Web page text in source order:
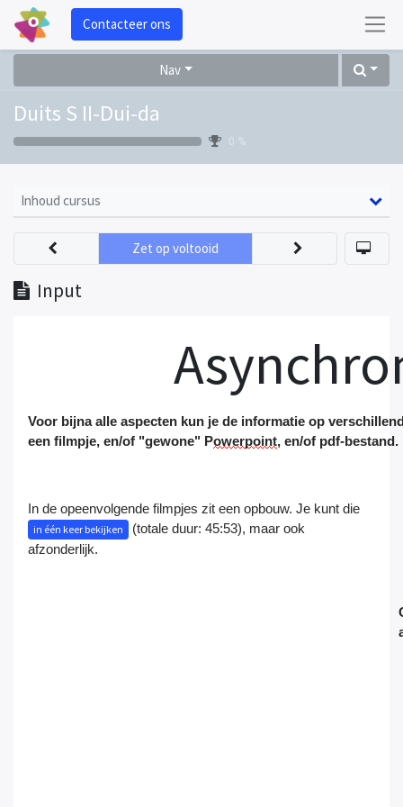
Contacteer ons
Nav
Duits S II-Dui-da
0 %
Inhoud cursus
Input
Zet op voltooid
Voor bijna alle aspecten kun je de informatie op
een filmpje, en/of "gewone" Powerpoint, en/of pdf-bestand.
In de opeenvolgende filmpjes zit een opbouw. Je kunt die
in één keer bekijken
(totale duur: 45:53), maar ook
afzonderlijk.